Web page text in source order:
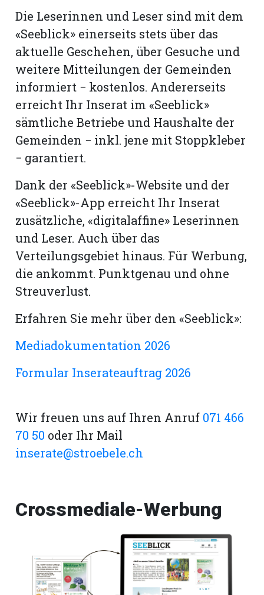
Romanshorn:
offizielle
Mitteilungen
Die Leserinnen und Leser sind mit dem
«Seeblick» einerseits stets über das
aktuelle Geschehen, über Gesuche und
weitere Mitteilungen der Gemeinden
informiert − kostenlos. Andererseits
erreicht Ihr Inserat im «Seeblick»
sämtliche Betriebe und Haushalte der
Gemeinden − inkl. jene mit Stoppkleber
− garantiert.
Dank der «Seeblick»-Website und der
«Seeblick»-App erreicht Ihr Inserat
zusätzliche, «digitalaffine» Leserinnen
und Leser. Auch über das
Verteilungsgebiet hinaus. Für Werbung,
die ankommt. Punktgenau und ohne
Streuverlust.
Erfahren Sie mehr über den «Seeblick»:
Mediadokumentation 2026
Formular Inserateauftrag 2026
Wir freuen uns auf Ihren Anruf 071 466
70 50 oder Ihr Mail
inserate@stroebele.ch
Crossmediale-Werbung